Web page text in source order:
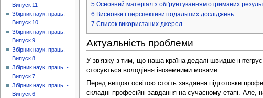
5 Основний матеріал з обґрунтуванням отриманих
6 Висновки і перспективи подальших досліджень
7 Список використаних джерел
Актуальність проблеми
У зв’язку з тим, що наша країна дедалі швидше
стосується володіння іноземними мовами.
Перед вищою освітою стоїть завдання підготовки
складні професійні завдання на сучасному етапі.
Випуск 11
Збірник наук. праць. -
Випуск 10
Збірник наук. праць. -
Випуск 9
Збірник наук. праць. -
Випуск 8
Збірник наук. праць. -
Випуск 7
Збірник наук. праць. -
Випуск 6